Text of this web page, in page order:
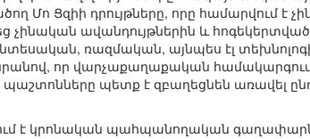
Մո Ցզիի դրույթները, որը համարվում է
ավանդույթներին և
ռազմական, այնպես էլ
որ վարչաքաղաքական համակարգում
պաշտոնները պետք է զբաղեցնեն առավել
է կրոնական պահպանողական